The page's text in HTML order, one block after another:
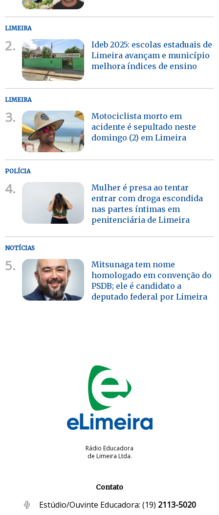
LIMEIRA
2.
Ideb 2025: escolas estaduais de
Limeira avançam e município
melhora índices de ensino
LIMEIRA
3.
Motociclista morto em
acidente é sepultado neste
domingo (2) em Limeira
POLÍCIA
4.
Mulher é presa ao tentar
entrar com droga escondida
nas partes íntimas em
penitenciária de Limeira
NOTÍCIAS
5.
Mitsunaga tem nome
homologado em convenção do
PSDB; ele é candidato a
deputado federal por Limeira
Rádio Educadora
de Limeira Ltda.
Contato
Estúdio/Ouvinte Educadora: (19) 2113-5020